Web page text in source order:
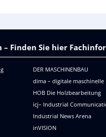
– Finden Sie hier
DER MASCHINENBAU
dima – digitale maschinelle
HOB Die Holzbearbeitung
icj– Industrial
Industrial News Arena
inVISION